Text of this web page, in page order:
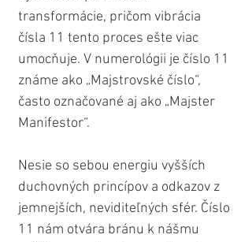
transformácie, pričom vibrácia
čísla 11 tento proces ešte viac
umocňuje. V numerológii je číslo 11
známe ako „Majstrovské číslo“,
často označované aj ako „Majster
Manifestor“.
Nesie so sebou energiu vyšších
duchovných princípov a odkazov z
jemnejších, neviditeľných sfér. Číslo
11 nám otvára bránu k nášmu